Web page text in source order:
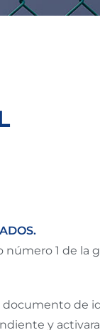
número 1 de la
documento de
y